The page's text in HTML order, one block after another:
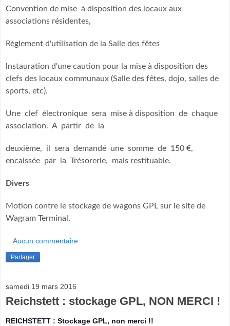
Convention de mise à disposition des locaux aux
associations résidentes,
Règlement d'utilisation de la Salle des fêtes
lnstauration d'une caution pour la mise à disposition des
clefs des locaux communaux (Salle des fêtes, dojo, salles de
sports, etc).
Une clef électronique sera mise à disposition de chaque
association. A partir de la
deuxième, il sera demandé une somme de 150 €,
encaissée par la Trésorerie, mais restituable.
Divers
Motion contre le stockage de wagons GPL sur le site de
Wagram Terminal.
Aucun commentaire:
Partager
samedi 19 mars 2016
Reichstett : stockage GPL, NON MERCI !
REICHSTETT : Stockage GPL, non merci !!